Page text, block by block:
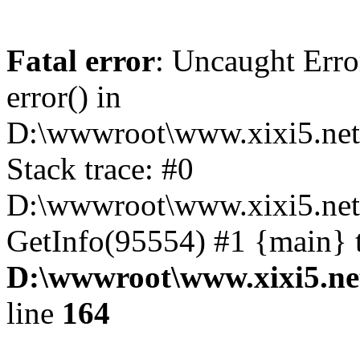
Fatal error: Uncaught
error() in
Stack trace: #0
GetInfo(95554) #1 {main}
line 164